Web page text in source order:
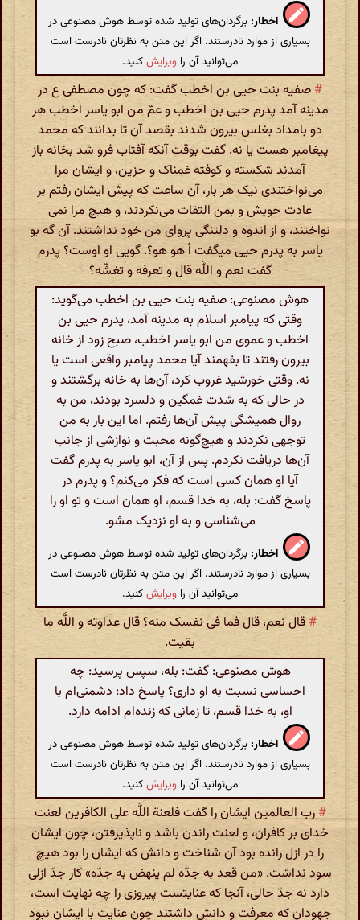
اخطار: برگردان‌های تولید شده توسط هوش مصنوعی در
بسیاری از موارد نادرستند. اگر این متن به نظرتان نادرست است
می‌توانید آن را ویرایشکنید.
# صفیه بنت حیی بن اخطب گفت: که چون مصطفی ع در
مدینه آمد پدرم حیی بن اخطب و عمّ من ابو یاسر اخطب هر
دو بامداد بغلس بیرون شدند بقصد آن تا بدانند که محمد
پیغامبر هست یا نه. گفت بوقت آنکه آفتاب فرو شد بخانه باز
آمدند شکسته و کوفته غمناک و حزین، و ایشان مرا
می‌نواختندی نیک هر بار، آن ساعت که پیش ایشان رفتم بر
عادت خویش و بمن التفات می‌نکردند، و هیچ مرا نمی
نواختند، و از اندوه و دلتنگی پروای من خود نداشتند. آن گه بو
یاسر به پدرم حیی میگفت أ هو هو؟. گویی او اوست؟ پدرم
گفت نعم و اللَّه قال و تعرفه و تغشّه؟
هوش مصنوعی: صفیه بنت حیی بن اخطب می‌گوید:
وقتی که پیامبر اسلام به مدینه آمد، پدرم حیی بن
اخطب و عموی من ابو یاسر اخطب، صبح زود از خانه
بیرون رفتند تا بفهمند آیا محمد پیامبر واقعی است یا
نه. وقتی خورشید غروب کرد، آن‌ها به خانه برگشتند و
در حالی که به شدت غمگین و دلسرد بودند، من به
روال همیشگی پیش آن‌ها رفتم. اما این بار به من
توجهی نکردند و هیچ‌گونه محبت و نوازشی از جانب
آن‌ها دریافت نکردم. پس از آن، ابو یاسر به پدرم گفت
آیا او همان کسی است که فکر می‌کنم؟ و پدرم در
پاسخ گفت: بله، به خدا قسم، او همان است و تو او را
می‌شناسی و به او نزدیک مشو.
اخطار: برگردان‌های تولید شده توسط هوش مصنوعی در
بسیاری از موارد نادرستند. اگر این متن به نظرتان نادرست است
می‌توانید آن را ویرایشکنید.
# قال نعم، قال فما فی نفسک منه؟ قال عداوته و اللَّه ما
بقیت.
هوش مصنوعی: گفت: بله، سپس پرسید: چه
احساسی نسبت به او داری؟ پاسخ داد: دشمنی‌ام با
او، به خدا قسم، تا زمانی که زنده‌ام ادامه دارد.
اخطار: برگردان‌های تولید شده توسط هوش مصنوعی در
بسیاری از موارد نادرستند. اگر این متن به نظرتان نادرست است
می‌توانید آن را ویرایشکنید.
#رب العالمین ایشان را گفت فلعنة اللَّه علی الکافرین لعنت
خدای بر کافران، و لعنت راندن باشد و ناپذیرفتن، چون ایشان
را در ازل رانده بود آن شناخت و دانش که ایشان را بود هیچ
سود نداشت. «من قعد به جدّه لم ینهض به جدّه» کار جدّ ازلی
دارد نه جدّ حالی، آنجا که عنایتست پیروزی را چه نهایت است،
جهودان که معرفت و دانش داشتند چون عنایت با ایشان نبود